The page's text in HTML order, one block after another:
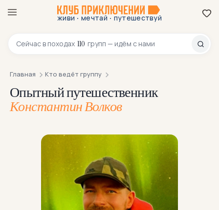
живи · мечтай · путешествуй
Сейчас в походах 110 групп — идём с нами
8 800 200-70-23
Главная Кто ведёт группу
Опытный путешественник
Константин Волков